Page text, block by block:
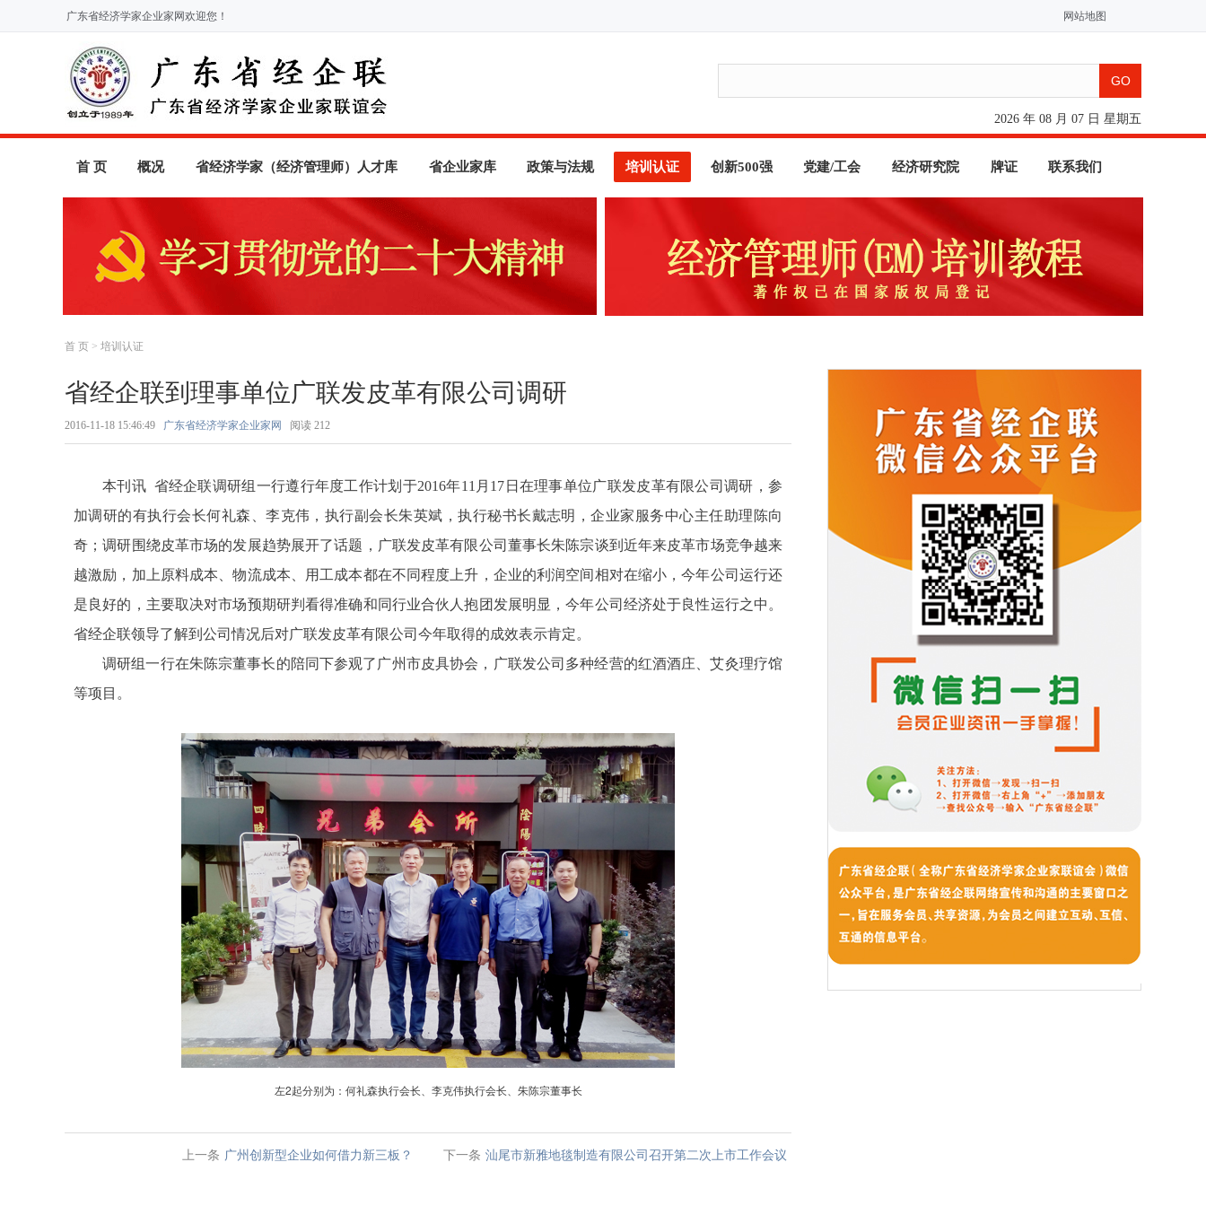
广东省经济学家企业家网欢迎您！ 网站地图
2026 年 08 月 07 日 星期五
首 页 概况 省经济学家（经济管理师）人才库 省企业家库 政策与法规 培训认证 创新500强 党建/工会 经济研究院 牌证 联系我们
首 页 > 培训认证
省经企联到理事单位广联发皮革有限公司调研
2016-11-18 15:46:49 广东省经济学家企业家网 阅读 212
本刊讯 省经企联调研组一行遵行年度工作计划于2016年11月17日在理事单位广联发皮革有限公司调研，参
加调研的有执行会长何礼森、李克伟，执行副会长朱英斌，执行秘书长戴志明，企业家服务中心主任助理陈向
奇；调研围绕皮革市场的发展趋势展开了话题，广联发皮革有限公司董事长朱陈宗谈到近年来皮革市场竞争越来
越激励，加上原料成本、物流成本、用工成本都在不同程度上升，企业的利润空间相对在缩小，今年公司运行还
是良好的，主要取决对市场预期研判看得准确和同行业合伙人抱团发展明显，今年公司经济处于良性运行之中。
省经企联领导了解到公司情况后对广联发皮革有限公司今年取得的成效表示肯定。
调研组一行在朱陈宗董事长的陪同下参观了广州市皮具协会，广联发公司多种经营的红酒酒庄、艾灸理疗馆
等项目。
左2起分别为：何礼森执行会长、李克伟执行会长、 朱陈宗董事长
上一条 广州创新型企业如何借力新三板？ 下一条 汕尾市新雅地毯制造有限公司召开第二次上市工作会议